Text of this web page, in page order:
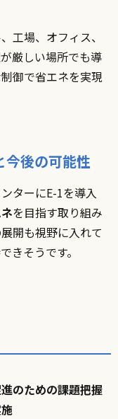
工場、オフィス、
厳しい場所でも導
御で省エネを実現
今後の可能性
ターにE-1を導入
を目指す取り組み
開も視野に入れて
きそうです。
のための課題把握